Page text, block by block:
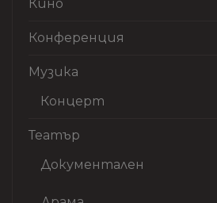
Кино
Конференция
Музика
Концерт
Театър
Документален